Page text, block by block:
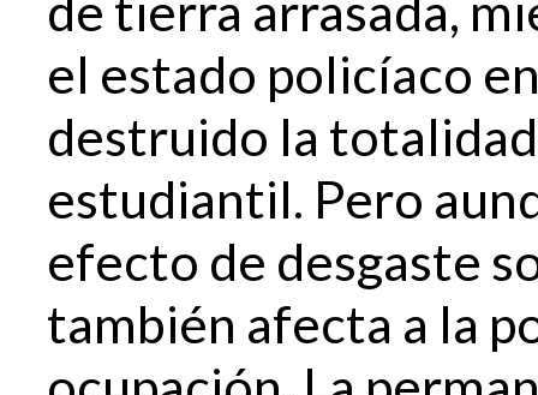
el estado policíaco
destruido la
estudiantil. Pero
efecto de desgaste
también afecta a la